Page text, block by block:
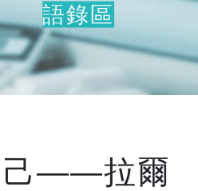
語錄區
己——拉爾